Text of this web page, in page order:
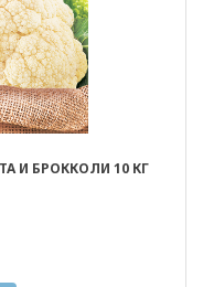
И БРОККОЛИ 10 КГ